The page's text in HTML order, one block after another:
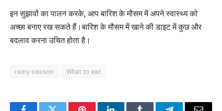
इन सुझावों का पालन करके, आप बारिश के मौसम में अपने स्वास्थ्य को
अच्छा बनाए रख सकते हैं।बारिश के मौसम में खाने की डाइट में कुछ और
बदलाव करना उचित होता है।
rainy season What to eat